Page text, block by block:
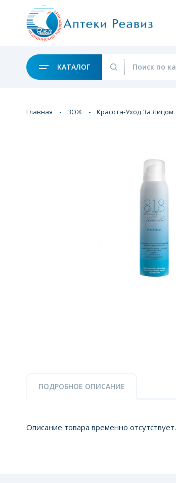
КАТАЛОГ
Главная ЗОЖ Красота-Уход За Лицом
ПОДРОБНОЕ ОПИСАНИЕ
Описание товара временно отсутствует.